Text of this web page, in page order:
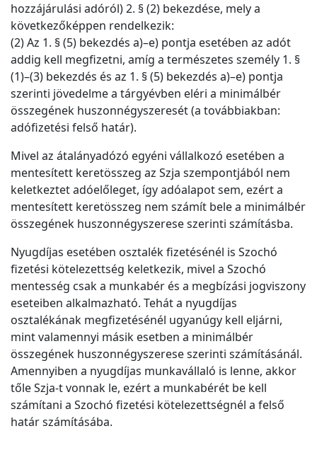
hozzájárulási adóról) 2. § (2) bekezdése, mely a
következőképpen rendelkezik:
(2) Az 1. § (5) bekezdés a)–e) pontja esetében az adót
addig kell megfizetni, amíg a természetes személy 1. §
(1)–(3) bekezdés és az 1. § (5) bekezdés a)–e) pontja
szerinti jövedelme a tárgyévben eléri a minimálbér
összegének huszonnégyszeresét (a továbbiakban:
adófizetési felső határ).
Mivel az átalányadózó egyéni vállalkozó esetében a
mentesített keretösszeg az Szja szempontjából nem
keletkeztet adóelőleget, így adóalapot sem, ezért a
mentesített keretösszeg nem számít bele a minimálbér
összegének huszonnégyszerese szerinti számításba.
Nyugdíjas esetében osztalék fizetésénél is Szochó
fizetési kötelezettség keletkezik, mivel a Szochó
mentesség csak a munkabér és a megbízási jogviszony
eseteiben alkalmazható. Tehát a nyugdíjas
osztalékának megfizetésénél ugyanúgy kell eljárni,
mint valamennyi másik esetben a minimálbér
összegének huszonnégyszerese szerinti számításánál.
Amennyiben a nyugdíjas munkavállaló is lenne, akkor
tőle Szja-t vonnak le, ezért a munkabérét be kell
számítani a Szochó fizetési kötelezettségnél a felső
határ számításába.